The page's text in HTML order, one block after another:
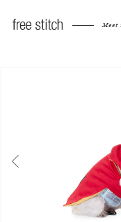
Meet